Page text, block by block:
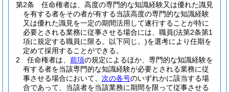
第2条
任命権者は、高度の専門的な知識経験又は優れた識見
を有する者をその者が有する当該高度の専門的な知識経験
又は優れた識見を一定の期間活用して遂行することが特に
必要とされる業務に従事させる場合には、職員(法第2条第1
項に規定する職員に限る。以下同じ。)を選考により任期を
定めて採用することができる。
2
任命権者は、 前項の規定によるほか、専門的な知識経験を
有する者を当該専門的な知識経験が必要とされる業務に従
事させる場合において、 次の各号のいずれかに該当する場
合であって、当該者を当該業務に期間を限って従事させる